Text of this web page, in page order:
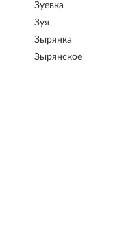
Зуевка
Зуя
Зырянка
Зырянское